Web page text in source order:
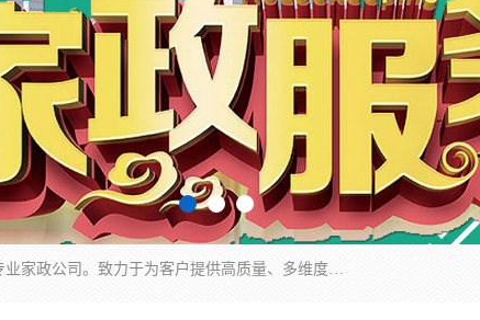
深圳市柏林家政有限公司是一家服务于深圳市民的专业家政公司。致力于为客户提供高质量、多维度的家庭服务，包括养老、母婴、月嫂育婴早教、康复理疗、家电清洗和保洁等方面的专业服务。